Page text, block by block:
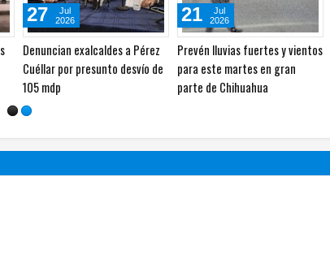
El Bebeto y Alacranes Musical
en las Fiestas Patrias 2026 en
Nuevo Casas Grandes
01
Ago
2026
Comunidad de Salón de Actos
celebra sus tradicionales
fiestas patronales
01
Ago
2026